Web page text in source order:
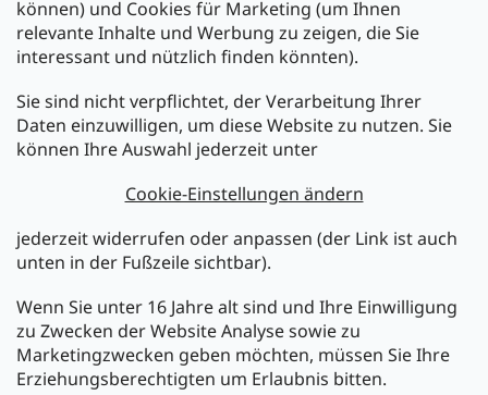
können) und Cookies für Marketing (um Ihnen
relevante Inhalte und Werbung zu zeigen, die Sie
interessant und nützlich finden könnten).
Sie sind nicht verpflichtet, der Verarbeitung Ihrer
Daten einzuwilligen, um diese Website zu nutzen. Sie
können Ihre Auswahl jederzeit unter
Cookie-Einstellungen ändern
jederzeit widerrufen oder anpassen (der Link ist auch
unten in der Fußzeile sichtbar).
Wenn Sie unter 16 Jahre alt sind und Ihre Einwilligung
zu Zwecken der Website Analyse sowie zu
Marketingzwecken geben möchten, müssen Sie Ihre
Erziehungsberechtigten um Erlaubnis bitten.
Newsletter abonnieren
Legen Sie Ihre E-Mail ein und wir werden Ihnen Informationen
über neue Produkte in unserem E-Shop zusenden.
E-Mail
Melden Sie sich jetzt für den mükra Newsletter an,
kostenlos und jederzeit kündbar! Mit der Anmeldung zum
Newsletter bestätigen Sie Ihr Einverständnis mit der
Datenschutzerklärung.
ANMELDEN